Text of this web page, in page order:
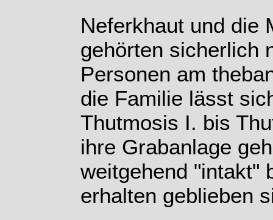
Neferkhaut und die
gehörten sicherlich
Personen am
die Familie lässt
Thutmosis I. bis
ihre Grabanlage
weitgehend "intakt"
erhalten geblieben